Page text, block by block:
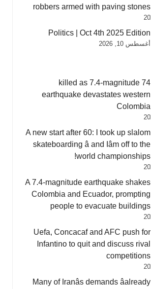
robbers armed with paving stones
Politics | Oct 4th 2025 Edition
أغسطس 10, 2026
74 killed as 7.4-magnitude
earthquake devastates western
Colombia
A new start after 60: I took up slalom
skateboarding â and Iâm off to the
world championships!
A 7.4-magnitude earthquake shakes
Colombia and Ecuador, prompting
people to evacuate buildings
Uefa, Concacaf and AFC push for
Infantino to quit and discuss rival
competitions
Many of Iranâs demands âalready